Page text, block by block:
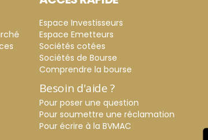
Espace Investisseurs
Espace Emetteurs
Sociétés cotées
Sociétés de Bourse
Comprendre la bourse
Besoin d'aide ?
Pour poser une question
Pour soumettre une réclamation
Pour écrire à la BVMAC